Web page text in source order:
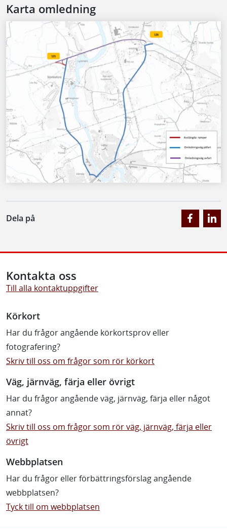
Karta omledning
Dela på
Kontakta oss
Till alla kontaktuppgifter
Körkort
Har du frågor angående körkortsprov eller
fotografering?
Skriv till oss om frågor som rör körkort
Väg, järnväg, färja eller övrigt
Har du frågor angående väg, järnväg, färja eller något
annat?
Skriv till oss om frågor som rör väg, järnväg, färja eller
övrigt
Webbplatsen
Har du frågor eller förbättringsförslag angående
webbplatsen?
Tyck till om webbplatsen